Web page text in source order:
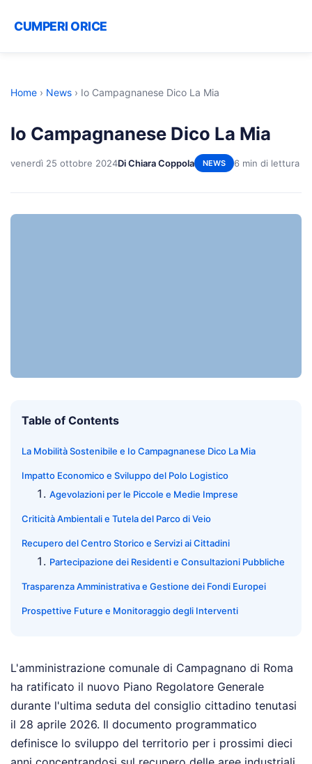
CUMPERI ORICE
Home › News › Io Campagnanese Dico La Mia
Io Campagnanese Dico La Mia
venerdì 25 ottobre 2024Di Chiara Coppola NEWS 6 min di lettura
Table of Contents
La Mobilità Sostenibile e Io Campagnanese Dico La Mia
Impatto Economico e Sviluppo del Polo Logistico
Agevolazioni per le Piccole e Medie Imprese
Criticità Ambientali e Tutela del Parco di Veio
Recupero del Centro Storico e Servizi ai Cittadini
Partecipazione dei Residenti e Consultazioni Pubbliche
Trasparenza Amministrativa e Gestione dei Fondi Europei
Prospettive Future e Monitoraggio degli Interventi
L'amministrazione comunale di Campagnano di Roma
ha ratificato il nuovo Piano Regolatore Generale
durante l'ultima seduta del consiglio cittadino tenutasi
il 28 aprile 2026. Il documento programmatico
definisce lo sviluppo del territorio per i prossimi dieci